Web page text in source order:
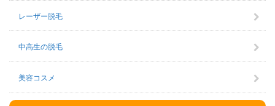
レーザー脱毛
中高生の脱毛
美容コスメ